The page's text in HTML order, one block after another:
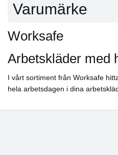
Varumärke
Worksafe
Arbetskläder med
I vårt sortiment från Worksafe
hela arbetsdagen i dina